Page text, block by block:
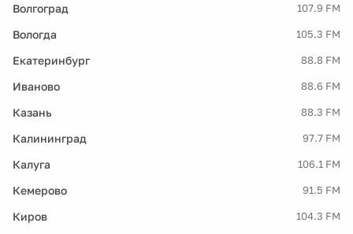
Волгоград 107.9 FM
Вологда 105.3 FM
Екатеринбург 88.8 FM
Иваново 88.6 FM
Казань 88.3 FM
Калининград 97.7 FM
Калуга 106.1 FM
Кемерово 91.5 FM
Киров 104.3 FM